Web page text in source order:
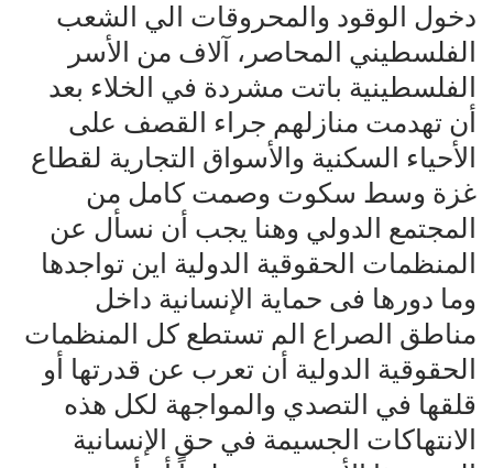
دخول الوقود والمحروقات الي الشعب
الفلسطيني المحاصر، آلاف من الأسر
الفلسطينية باتت مشردة في الخلاء بعد
أن تهدمت منازلهم جراء القصف على
الأحياء السكنية والأسواق التجارية لقطاع
غزة وسط سكوت وصمت كامل من
المجتمع الدولي وهنا يجب أن نسأل عن
المنظمات الحقوقية الدولية اين تواجدها
وما دورها فى حماية الإنسانية داخل
مناطق الصراع الم تستطع كل المنظمات
الحقوقية الدولية أن تعرب عن قدرتها أو
قلقها في التصدي والمواجهة لكل هذه
الانتهاكات الجسيمة في حق الإنسانية